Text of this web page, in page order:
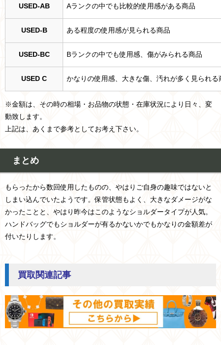
USED-AB Aランクの中でも比較的使用感がある商品
USED-B ある程度の使用感が見られる商品
USED-BC Bランクの中でも使用感、傷がみられる商品
USED C かなりの使用感、大きな傷、汚れが多く見られる
※金額は、その時の相場・お品物の状態・在庫状況により日々、変
動致します。
上記は、あくまで参考としてお考え下さい。
まとめ
もらったから数回使用したものの、やはりご自身の趣味ではないと
しまい込んでいたようです。保管状態もよく、大きなダメージがな
かったことと、やはり昨今はこのようなショルダータイプが人気。
ハンドバッグでもショルダーが有るかないかでもかなりの金額差が
付いたりします。
買取関連記事